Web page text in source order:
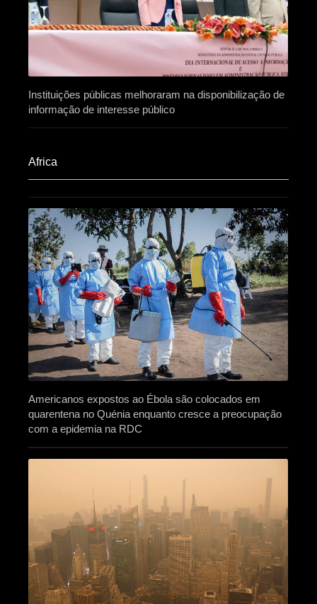
Instituições públicas melhoraram na disponibilização de
informação de interesse público
Africa​
Americanos expostos ao Ébola são colocados em
quarentena no Quénia enquanto cresce a preocupação
com a epidemia na RDC